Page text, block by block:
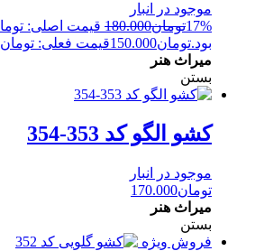
موجود در انبار
17%تومان180.000
بود.تومان150.000قیمت فعلی: تومان150.000.
میراث هنر
بستن
کشو الگو کد 353-354
موجود در انبار
تومان170.000
میراث هنر
بستن
فروش ویژه